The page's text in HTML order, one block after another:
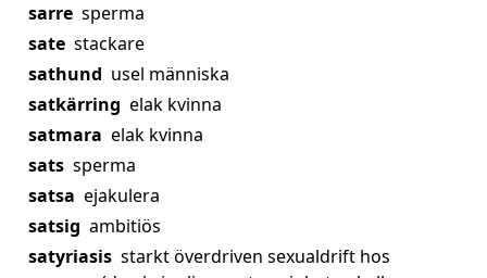
sarre sperma
sate stackare
sathund usel människa
satkärring elak kvinna
satmara elak kvinna
sats sperma
satsa ejakulera
satsig ambitiös
satyriasis starkt överdriven sexualdrift hos